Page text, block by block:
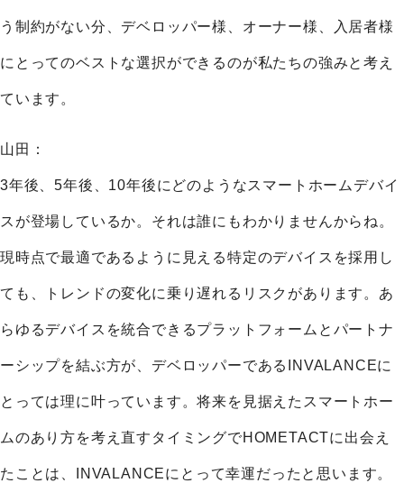
う制約がない分、デベロッパー様、オーナー様、入居者様
にとってのベストな選択ができるのが私たちの強みと考え
ています。
山田：
3年後、5年後、10年後にどのようなスマートホームデバイ
スが登場しているか。それは誰にもわかりませんからね。
現時点で最適であるように見える特定のデバイスを採用し
ても、トレンドの変化に乗り遅れるリスクがあります。あ
らゆるデバイスを統合できるプラットフォームとパートナ
ーシップを結ぶ方が、デベロッパーであるINVALANCEに
とっては理に叶っています。将来を見据えたスマートホー
ムのあり方を考え直すタイミングでHOMETACTに出会え
たことは、INVALANCEにとって幸運だったと思います。